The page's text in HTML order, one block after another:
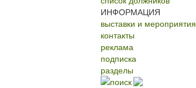
ИНФОРМАЦИЯ
выставки и мероприятия
контакты
реклама
подписка
разделы
поиск